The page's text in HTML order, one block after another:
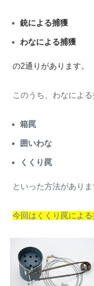
銃による捕獲
わなによる捕獲
の2通りがあります。
このうち、わなによる
箱罠
囲いわな
くくり罠
といった方法がありま
今回はくくり罠による